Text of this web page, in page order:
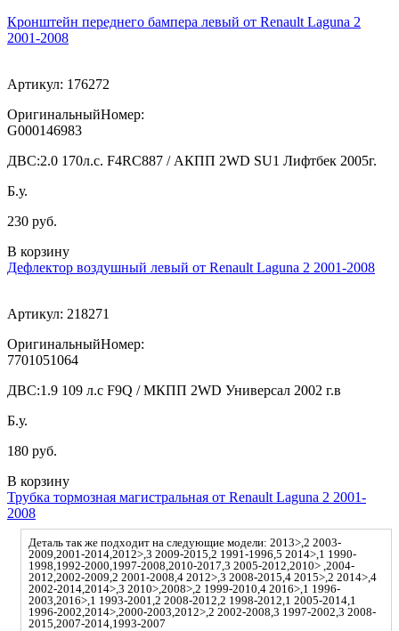
Кронштейн переднего бампера левый от Renault Laguna 2
2001-2008
Артикул: 176272
ОригинальныйНомер:
G000146983
ДВС:2.0 170л.с. F4RC887 / АКПП 2WD SU1 Лифтбек 2005г.
Б.у.
230 руб.
В корзину
Дефлектор воздушный левый от Renault Laguna 2 2001-2008
Артикул: 218271
ОригинальныйНомер:
7701051064
ДВС:1.9 109 л.с F9Q / МКПП 2WD Универсал 2002 г.в
Б.у.
180 руб.
В корзину
Трубка тормозная магистральная от Renault Laguna 2 2001-
2008
Деталь так же подходит на следующие модели: 2013>,2 2003-
2009,2001-2014,2012>,3 2009-2015,2 1991-1996,5 2014>,1 1990-
1998,1992-2000,1997-2008,2010-2017,3 2005-2012,2010> ,2004-
2012,2002-2009,2 2001-2008,4 2012>,3 2008-2015,4 2015>,2 2014>,4
2002-2014,2014>,3 2010>,2008>,2 1999-2010,4 2016>,1 1996-
2003,2016>,1 1993-2001,2 2008-2012,2 1998-2012,1 2005-2014,1
1996-2002,2014>,2000-2003,2012>,2 2002-2008,3 1997-2002,3 2008-
2015,2007-2014,1993-2007